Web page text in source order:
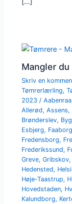
Mangler
Skriv en
Tømrerlærling,
2023 /Aabenraa
Allerød,Assens,
Brønderslev,
Esbjerg,
Fredensborg,
Frederikssund,
Greve,Gribskov
Hedensted,
Høje-Taastrup,
Hovedstaden,
Kalundborg,